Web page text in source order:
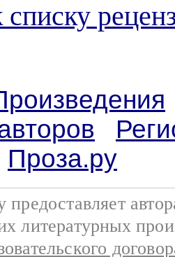
Проза.ру
литературных